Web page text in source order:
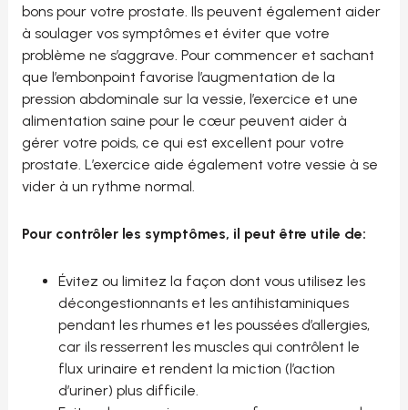
bons pour votre prostate. Ils peuvent également aider
à soulager vos symptômes et éviter que votre
problème ne s’aggrave. Pour commencer et sachant
que l’embonpoint favorise l’augmentation de la
pression abdominale sur la vessie, l’exercice et une
alimentation saine pour le cœur peuvent aider à
gérer votre poids, ce qui est excellent pour votre
prostate. L’exercice aide également votre vessie à se
vider à un rythme normal.
Pour contrôler les symptômes, il peut être utile de:
Évitez ou limitez la façon dont vous utilisez les
décongestionnants et les antihistaminiques
pendant les rhumes et les poussées d’allergies,
car ils resserrent les muscles qui contrôlent le
flux urinaire et rendent la miction (l’action
d’uriner) plus difficile.